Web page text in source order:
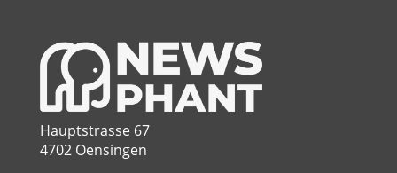
Hauptstrasse 67
4702 Oensingen